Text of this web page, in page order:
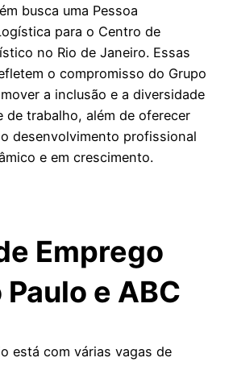
busca uma Pessoa
para o Centro de
no Rio de Janeiro. Essas
o compromisso do Grupo
a inclusão e a diversidade
de trabalho, além de oferecer
desenvolvimento profissional
e em crescimento.
Emprego
Paulo e ABC
está com várias vagas de